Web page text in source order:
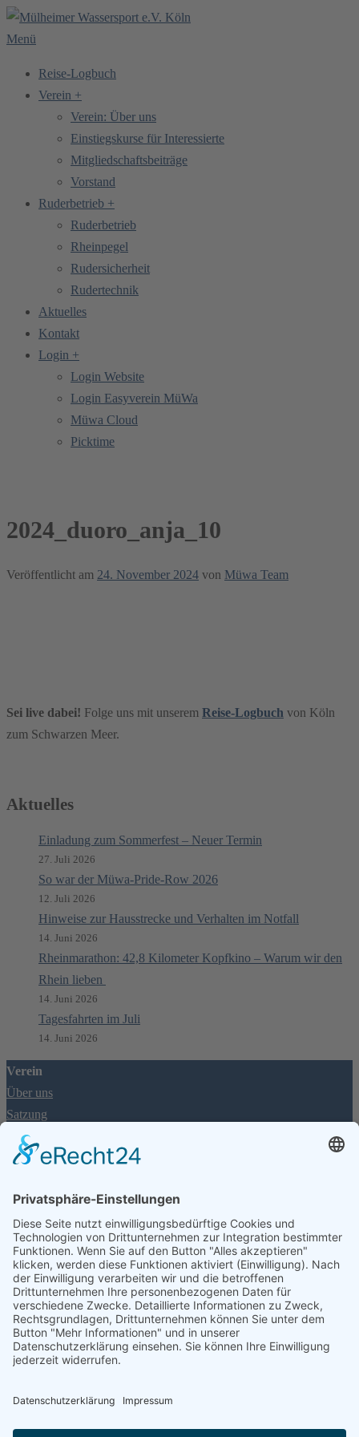
Zum
Inhalt
Menü
Reise-Logbuch
Verein +
Verein: Über uns
Einstiegskurse für Interessierte
Mitgliedschaftsbeiträge
Vorstand
Ruderbetrieb +
Ruderbetrieb
Rheinpegel
Rudersicherheit
Rudertechnik
Aktuelles
Kontakt
Login +
Login Website
Login Easyverein MüWa
Müwa Cloud
Picktime
2024_duoro_anja_10
Veröffentlicht am 24. November 2024 von Müwa Team
Sei live dabei! Folge uns mit unserem Reise-Logbuch von Köln
zum Schwarzen Meer.
Aktuelles
Einladung zum Sommerfest – Neuer Termin
27. Juli 2026
So war der Müwa-Pride-Row 2026
12. Juli 2026
Hinweise zur Hausstrecke und Verhalten im Notfall
14. Juni 2026
Rheinmarathon: 42,8 Kilometer Kopfkino – Warum wir den
Rhein lieben
14. Juni 2026
Tagesfahrten im Juli
14. Juni 2026
Verein
Über uns
Satzung
Jugendschutzkonzept
Ruderordnung
Mitgliedschaft
Aufnahmeantrag
Mitgliedschaftsbeiträge
Informationen
Rheinpegel
FAQ
Spenden